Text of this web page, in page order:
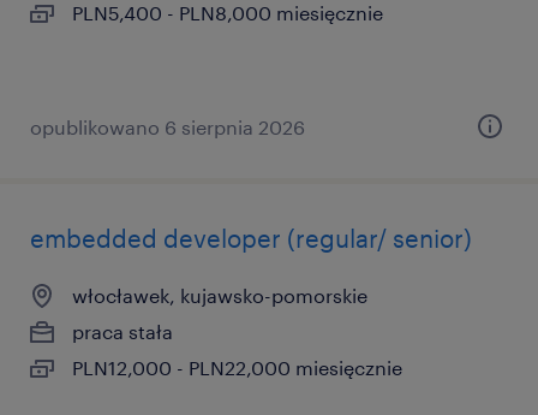
PLN5,400 - PLN8,000 miesięcznie
opublikowano 6 sierpnia 2026
embedded developer (regular/ senior)
włocławek, kujawsko-pomorskie
praca stała
PLN12,000 - PLN22,000 miesięcznie